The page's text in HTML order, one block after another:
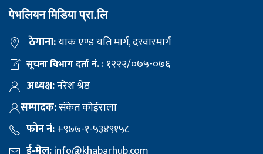
पेभलियन मिडिया प्रा.लि
ठेगाना:याक एण्ड यति मार्ग, दरवारमार्ग
सूचना विभाग दर्ता नं. :१२२२/०७५-०७६
अध्यक्ष:नरेश श्रेष्ठ
सम्पादक:संकेत कोईराला
फोन नं:+९७७-१-५३४९१५८